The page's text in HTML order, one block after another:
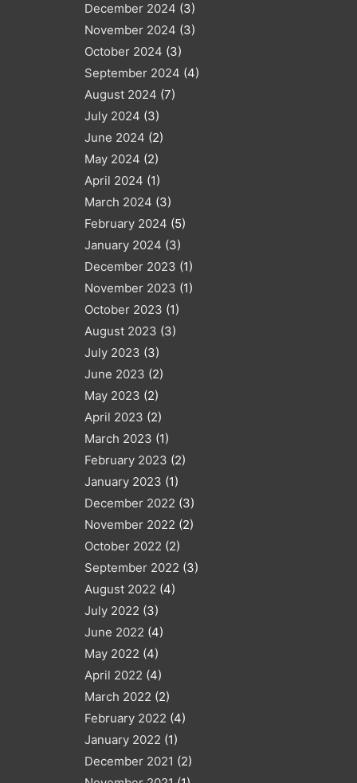
December 2024 (3)
November 2024 (3)
October 2024 (3)
September 2024 (4)
August 2024 (7)
July 2024 (3)
June 2024 (2)
May 2024 (2)
April 2024 (1)
March 2024 (3)
February 2024 (5)
January 2024 (3)
December 2023 (1)
November 2023 (1)
October 2023 (1)
August 2023 (3)
July 2023 (3)
June 2023 (2)
May 2023 (2)
April 2023 (2)
March 2023 (1)
February 2023 (2)
January 2023 (1)
December 2022 (3)
November 2022 (2)
October 2022 (2)
September 2022 (3)
August 2022 (4)
July 2022 (3)
June 2022 (4)
May 2022 (4)
April 2022 (4)
March 2022 (2)
February 2022 (4)
January 2022 (1)
December 2021 (2)